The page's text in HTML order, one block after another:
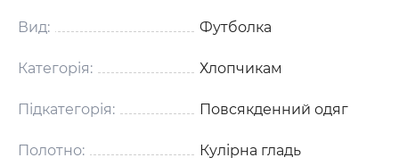
Вид: Футболка
Категорія: Хлопчикам
Підкатегорія: Повсякденний одяг
Полотно: Кулірна гладь